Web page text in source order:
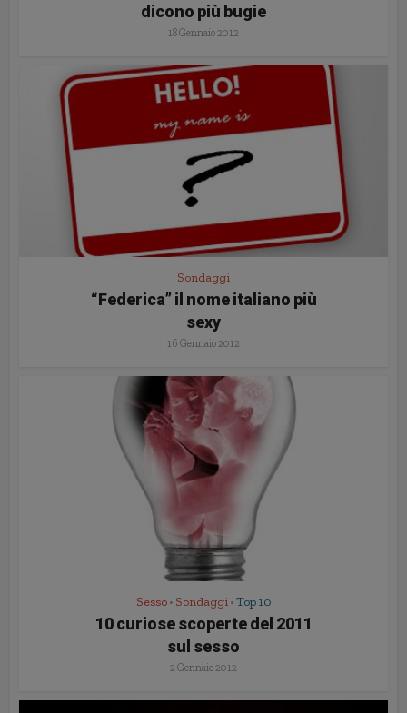
dicono più bugie
18 Gennaio 2012
Sondaggi
“Federica” il nome italiano più
sexy
16 Gennaio 2012
Sesso • Sondaggi • Top 10
10 curiose scoperte del 2011
sul sesso
2 Gennaio 2012